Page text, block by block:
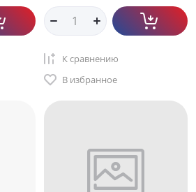
К сравнению
В избранное